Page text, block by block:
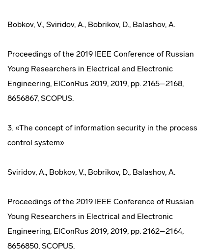
Bobkov, V., Sviridov, A., Bobrikov, D., Balashov, A.
Proceedings of the 2019 IEEE Conference of Russian
Young Researchers in Electrical and Electronic
Engineering, ElConRus 2019, 2019, pp. 2165–2168,
8656867, SCOPUS.
3. «The concept of information security in the process
control system»
Sviridov, A., Bobkov, V., Bobrikov, D., Balashov, A.
Proceedings of the 2019 IEEE Conference of Russian
Young Researchers in Electrical and Electronic
Engineering, ElConRus 2019, 2019, pp. 2162–2164,
8656850, SCOPUS.